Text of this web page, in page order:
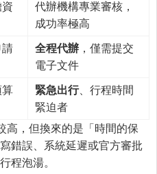
代辦機構專業審核，
成功率極高
請
全程代辦 ，僅需提交
電子文件
算
緊急出行、行程時間
緊迫者
高，但換來的是「時間的保
錯誤、系統延遲或官方審批
程泡湯。